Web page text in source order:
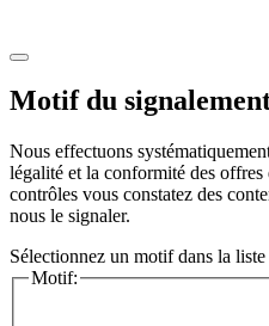
Motif du
Nous effectuons
légalité et la conformité des
contrôles vous constatez des
nous le signaler.
Sélectionnez un motif dans la liste
Motif: